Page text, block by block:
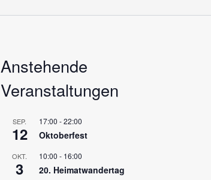
Anstehende
Veranstaltungen
SEP.
12
17:00 -22:00
Oktoberfest
OKT.
3
10:00 - 16:00
20. Heimatwandertag